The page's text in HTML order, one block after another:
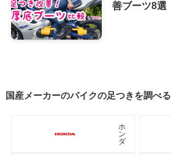
善ブーツ8選
国産メーカーのバイクの足つきを調べる
ホ
ン
ダ